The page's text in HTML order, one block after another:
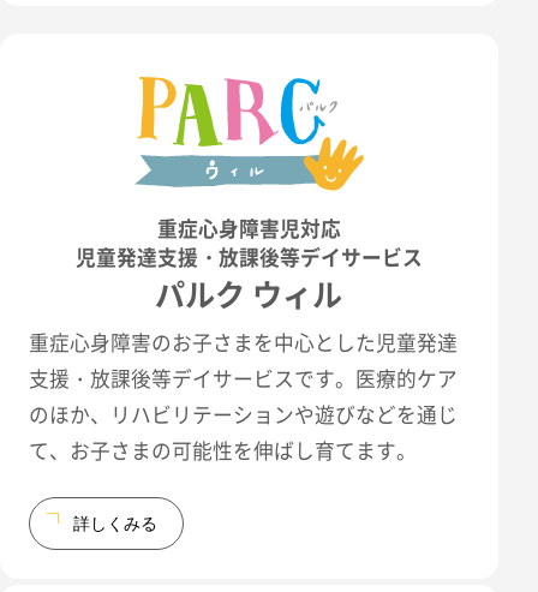
重症心身障害児対応
児童発達支援・放課後等デイサービス
パルク ウィル
重症心身障害のお子さまを中心とした児童発達
支援・放課後等デイサービスです。医療的ケア
のほか、リハビリテーションや遊びなどを通じ
て、お子さまの可能性を伸ばし育てます。
詳しくみる